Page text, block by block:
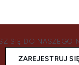
SIĘ DO NASZEGO
ZAREJESTRUJ